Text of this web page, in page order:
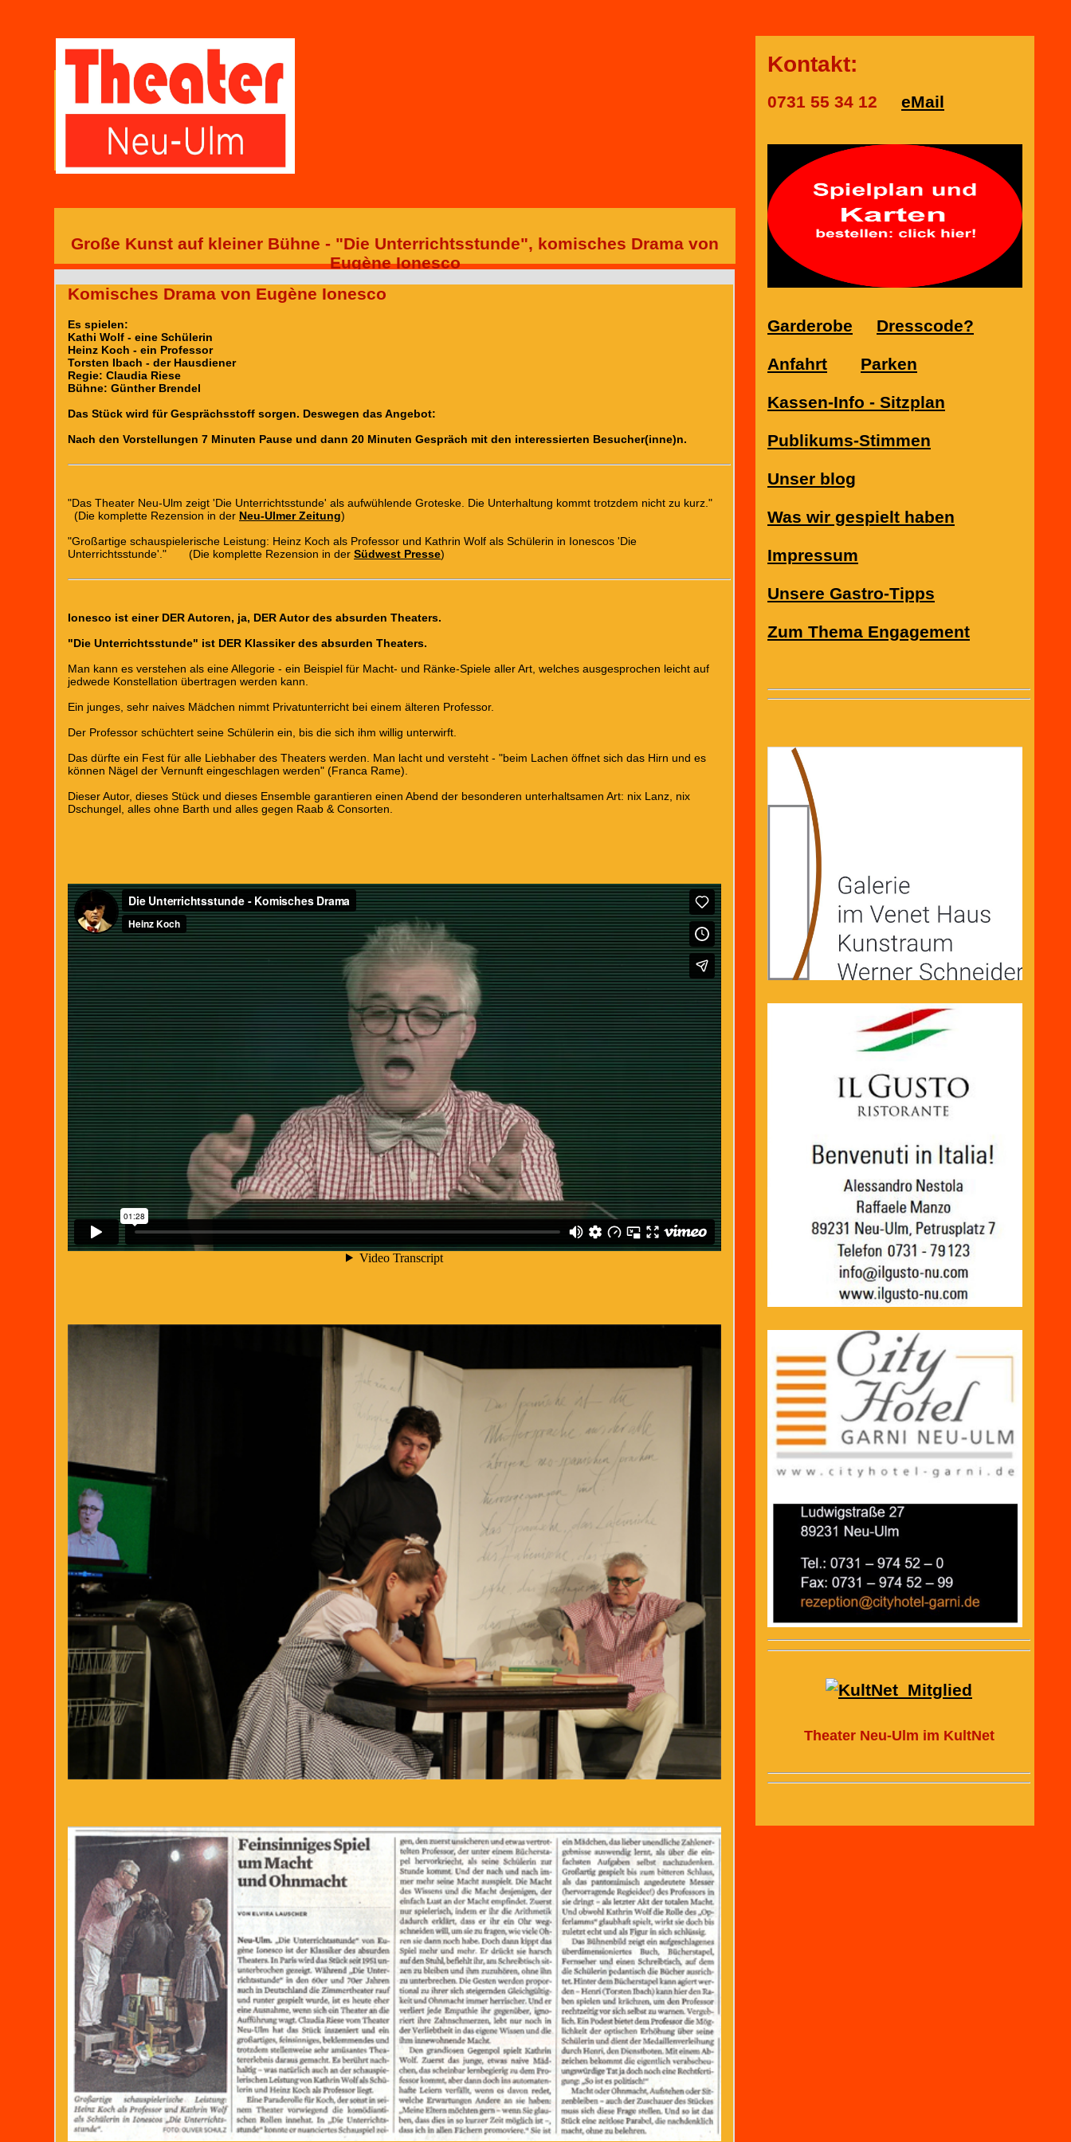
Große Kunst auf kleiner Bühne - "Die Unterrichtsstunde", komisches Drama von
Eugène Ionesco
Komisches Drama von Eugène Ionesco
Es spielen:
Kathi Wolf - eine Schülerin
Heinz Koch - ein Professor
Torsten Ibach - der Hausdiener
Regie: Claudia Riese
Bühne: Günther Brendel
Das Stück wird für Gesprächsstoff sorgen. Deswegen das Angebot:
Nach den Vorstellungen 7 Minuten Pause und dann 20 Minuten Gespräch mit den interessierten Besucher(inne)n.
"Das Theater Neu-Ulm zeigt 'Die Unterrichtsstunde' als aufwühlende Groteske. Die Unterhaltung kommt trotzdem nicht zu kurz."
(Die komplette Rezension in der Neu-Ulmer Zeitung)
"Großartige schauspielerische Leistung: Heinz Koch als Professor und Kathrin Wolf als Schülerin in Ionescos 'Die
Unterrichtsstunde'." (Die komplette Rezension in der Südwest Presse)
Ionesco ist einer DER Autoren, ja, DER Autor des absurden Theaters.
"Die Unterrichtsstunde" ist DER Klassiker des absurden Theaters.
Man kann es verstehen als eine Allegorie - ein Beispiel für Macht- und Ränke-Spiele aller Art, welches ausgesprochen leicht auf
jedwede Konstellation übertragen werden kann.
Ein junges, sehr naives Mädchen nimmt Privatunterricht bei einem älteren Professor.
Der Professor schüchtert seine Schülerin ein, bis die sich ihm willig unterwirft.
Das dürfte ein Fest für alle Liebhaber des Theaters werden. Man lacht und versteht - "beim Lachen öffnet sich das Hirn und es
können Nägel der Vernunft eingeschlagen werden" (Franca Rame).
Dieser Autor, dieses Stück und dieses Ensemble garantieren einen Abend der besonderen unterhaltsamen Art: nix Lanz, nix
Dschungel, alles ohne Barth und alles gegen Raab & Consorten.
Kontakt:
0731 55 34 12 eMail
Garderobe Dresscode?
Anfahrt Parken
Kassen-Info - Sitzplan
Publikums-Stimmen
Unser blog
Was wir gespielt haben
Impressum
Unsere Gastro-Tipps
Zum Thema Engagement
Theater Neu-Ulm im KultNet